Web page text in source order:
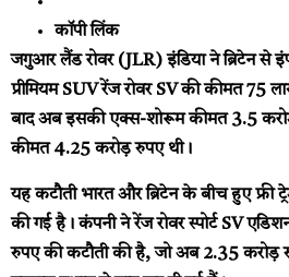
कॉपी लिंक
जगुआर लैंड रोवर (JLR) इंडिया ने ब्रिटेन से
प्रीमियम SUV रेंज रोवर SV की कीमत 75
बाद अब इसकी एक्स-शोरूम कीमत 3.5
कीमत 4.25 करोड़ रुपए थी।
यह कटौती भारत और ब्रिटेन के बीच हुए फ्री
की गई है। कंपनी ने रेंज रोवर स्पोर्ट SV
रुपए की कटौती की है, जो अब 2.35 करोड़